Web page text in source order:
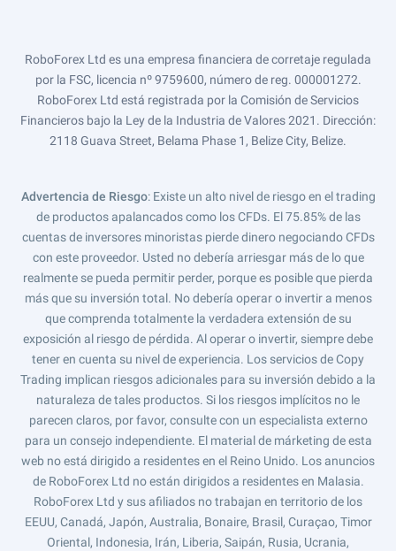
RoboForex Ltd es una empresa financiera de corretaje regulada
por la FSC, licencia nº 9759600, número de reg. 000001272.
RoboForex Ltd está registrada por la Comisión de Servicios
Financieros bajo la Ley de la Industria de Valores 2021. Dirección:
2118 Guava Street, Belama Phase 1, Belize City, Belize.
Advertencia de Riesgo: Existe un alto nivel de riesgo en el trading
de productos apalancados como los CFDs. El 75.85% de las
cuentas de inversores minoristas pierde dinero negociando CFDs
con este proveedor. Usted no debería arriesgar más de lo que
realmente se pueda permitir perder, porque es posible que pierda
más que su inversión total. No debería operar o invertir a menos
que comprenda totalmente la verdadera extensión de su
exposición al riesgo de pérdida. Al operar o invertir, siempre debe
tener en cuenta su nivel de experiencia. Los servicios de Copy
Trading implican riesgos adicionales para su inversión debido a la
naturaleza de tales productos. Si los riesgos implícitos no le
parecen claros, por favor, consulte con un especialista externo
para un consejo independiente. El material de márketing de esta
web no está dirigido a residentes en el Reino Unido. Los anuncios
de RoboForex Ltd no están dirigidos a residentes en Malasia.
RoboForex Ltd y sus afiliados no trabajan en territorio de los
EEUU, Canadá, Japón, Australia, Bonaire, Brasil, Curaçao, Timor
Oriental, Indonesia, Irán, Liberia, Saipán, Rusia, Ucrania,